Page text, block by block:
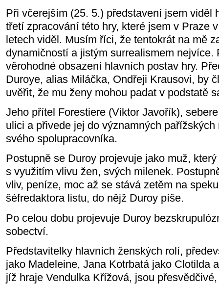
Při včerejším (25. 5.) představení jsem viděl
třetí zpracování této hry, které jsem v Praze
letech viděl. Musím říci, že tentokrát na mě
dynamičností a jistým surrealismem nejvíce.
věrohodné obsazení hlavních postav hry.
Duroye, alias Miláčka, Ondřeji Krausovi, by
uvěřit, že mu ženy mohou padat v podstatě
Jeho přítel Forestiere (Viktor Javořík),
ulici a přivede jej do významných
svého spolupracovníka.
Postupně se Duroy projevuje jako muž,
s využitím vlivu žen, svých milenek.
vliv, peníze, moc až se stává zetěm na
šéfredaktora listu, do nějž Duroy píše.
Po celou dobu projevuje Duroy
sobectví.
Představitelky hlavních ženských rolí,
jako Madeleine, Jana Kotrbatá jako Clotilda
jíž hraje Vendulka Křížová, jsou